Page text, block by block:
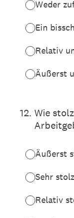
Weder
Ein
Relativ
Äußerst
12. Wie
Äußerst
Sehr stolz
Relativ